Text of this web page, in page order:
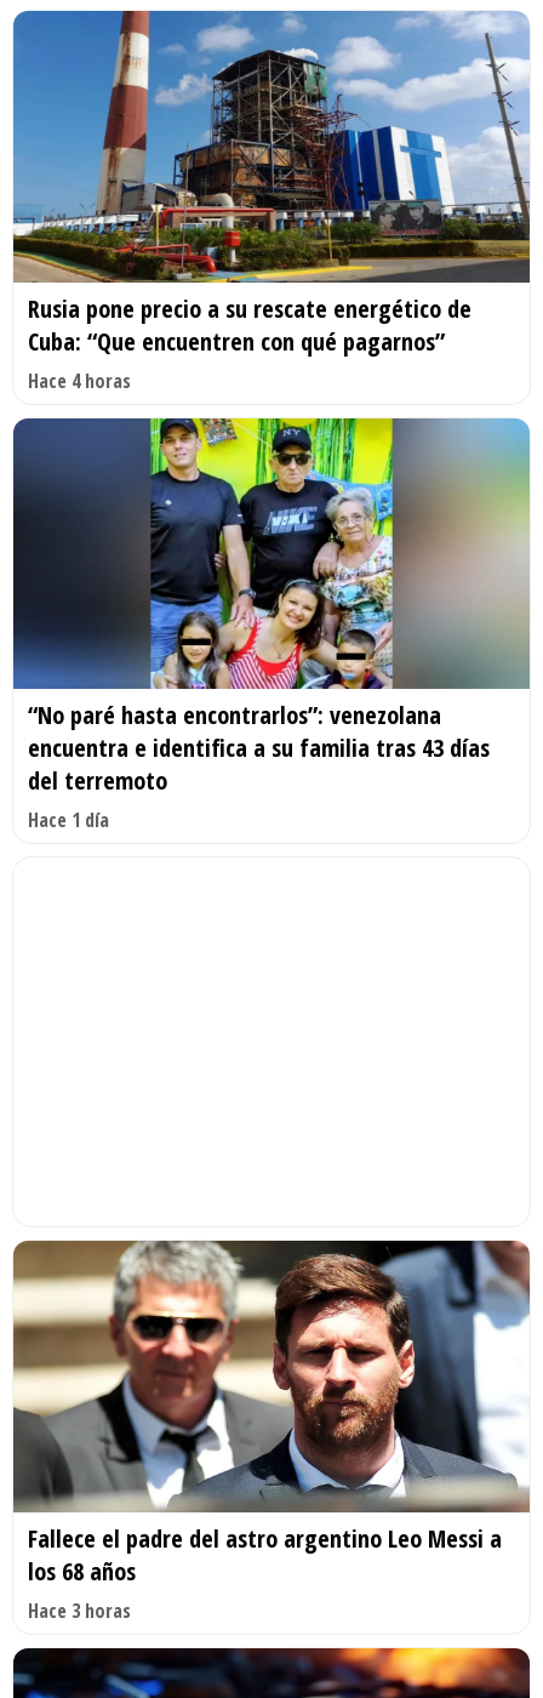
Rusia pone precio a su rescate energético de
Cuba: “Que encuentren con qué pagarnos”
Hace 4 horas
“No paré hasta encontrarlos”: venezolana
encuentra e identifica a su familia tras 43 días
del terremoto
Hace 1 día
Fallece el padre del astro argentino Leo Messi a
los 68 años
Hace 3 horas